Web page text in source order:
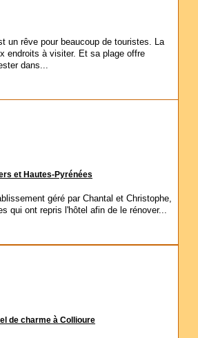
un rêve pour beaucoup de touristes. La
endroits à visiter. Et sa plage offre
dans...
et Hautes-Pyrénées
géré par Chantal et Christophe,
qui ont repris l'hôtel afin de le rénover...
de charme à Collioure